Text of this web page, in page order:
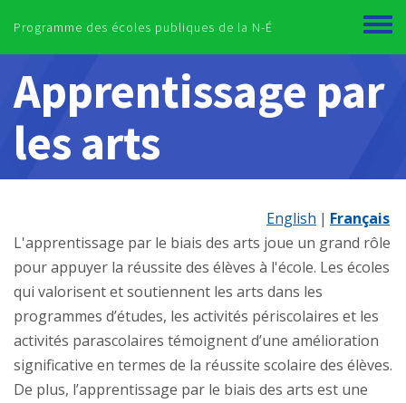
Programme des écoles publiques de la N-É
menu
Apprentissage par
les arts
English
Français
L'apprentissage par le biais des arts joue un grand rôle
pour appuyer la réussite des élèves à l'école. Les écoles
qui valorisent et soutiennent les arts dans les
programmes d’études, les activités périscolaires et les
activités parascolaires témoignent d’une amélioration
significative en termes de la réussite scolaire des élèves.
De plus, l’apprentissage par le biais des arts est une